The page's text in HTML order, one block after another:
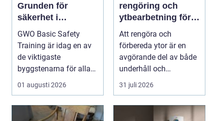
Grunden för
säkerhet i
vindkraftsbransche
n
GWO Basic Safety
Training är idag en av
de viktigaste
byggstenarna för alla
som vill arbet...
01 augusti 2026
rengöring och
ytbearbetning för
proffs och
hantverkare
Att rengöra och
förbereda ytor är en
avgörande del av både
underhåll och
renovering. Färg, rost,
smu...
31 juli 2026